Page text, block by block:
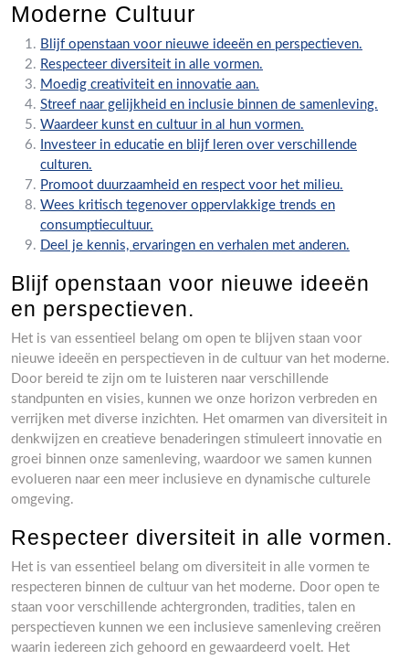
Moderne Cultuur
Blijf openstaan voor nieuwe ideeën en perspectieven.
Respecteer diversiteit in alle vormen.
Moedig creativiteit en innovatie aan.
Streef naar gelijkheid en inclusie binnen de samenleving.
Waardeer kunst en cultuur in al hun vormen.
Investeer in educatie en blijf leren over verschillende
culturen.
Promoot duurzaamheid en respect voor het milieu.
Wees kritisch tegenover oppervlakkige trends en
consumptiecultuur.
Deel je kennis, ervaringen en verhalen met anderen.
Blijf openstaan voor nieuwe ideeën
en perspectieven.
Het is van essentieel belang om open te blijven staan voor
nieuwe ideeën en perspectieven in de cultuur van het moderne.
Door bereid te zijn om te luisteren naar verschillende
standpunten en visies, kunnen we onze horizon verbreden en
verrijken met diverse inzichten. Het omarmen van diversiteit in
denkwijzen en creatieve benaderingen stimuleert innovatie en
groei binnen onze samenleving, waardoor we samen kunnen
evolueren naar een meer inclusieve en dynamische culturele
omgeving.
Respecteer diversiteit in alle vormen.
Het is van essentieel belang om diversiteit in alle vormen te
respecteren binnen de cultuur van het moderne. Door open te
staan voor verschillende achtergronden, tradities, talen en
perspectieven kunnen we een inclusieve samenleving creëren
waarin iedereen zich gehoord en gewaardeerd voelt. Het